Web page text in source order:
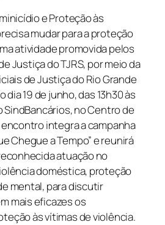
e Proteção às
mudar para a proteção
atividade promovida pelos
Justiça do TJRS, por meio da
de Justiça do Rio Grande
dia 19 de junho, das 13h30 às
SindBancários, no Centro de
integra a campanha
Chegue a Tempo” e reunirá
atuação no
doméstica, proteção
mental, para discutir
mais eficazes os
às vítimas de violência.